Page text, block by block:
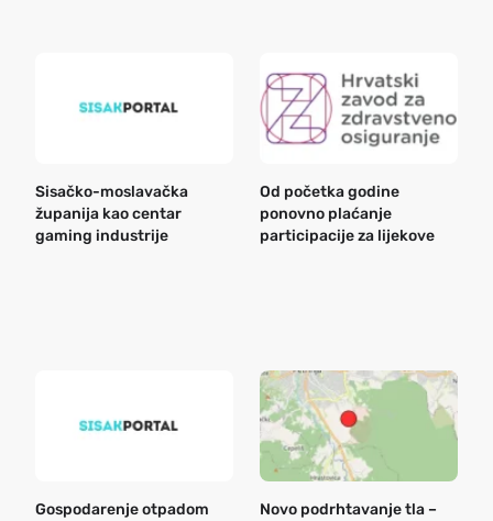
Sisačko-moslavačka
županija kao centar
gaming industrije
Od početka godine
ponovno plaćanje
participacije za lijekove
Gospodarenje otpadom
Novo podrhtavanje tla –